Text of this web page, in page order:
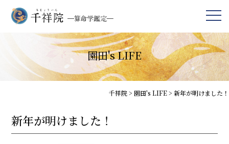
園田's LIFE
千祥院> 園田's LIFE> 新年が明けました！
新年が明けました！